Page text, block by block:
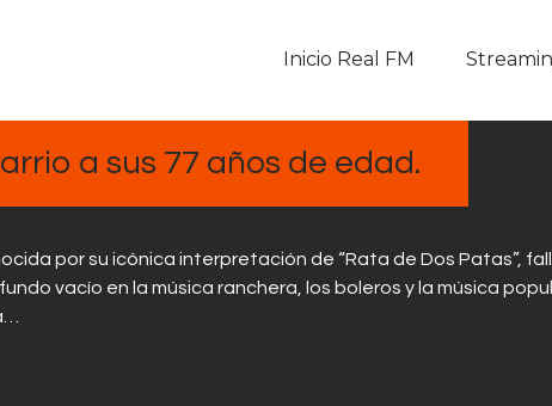
Inicio Real FM
En Vivo
Programas
a sus 77 años de edad.
por su icónica interpretación de “Rata de Dos Patas”,
vacío en la música ranchera, los boleros y la música